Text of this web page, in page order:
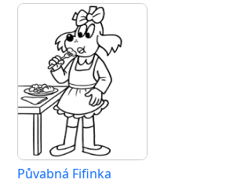
Půvabná Fifinka